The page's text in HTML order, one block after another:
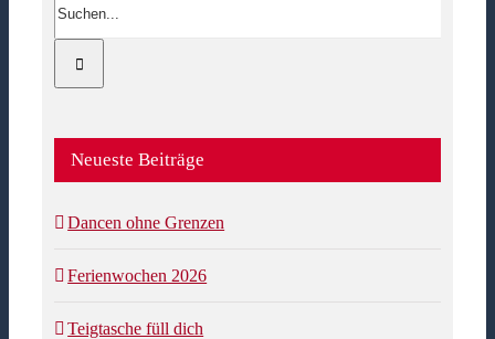
Neueste Beiträge
Dancen ohne Grenzen
Ferienwochen 2026
Teigtasche füll dich